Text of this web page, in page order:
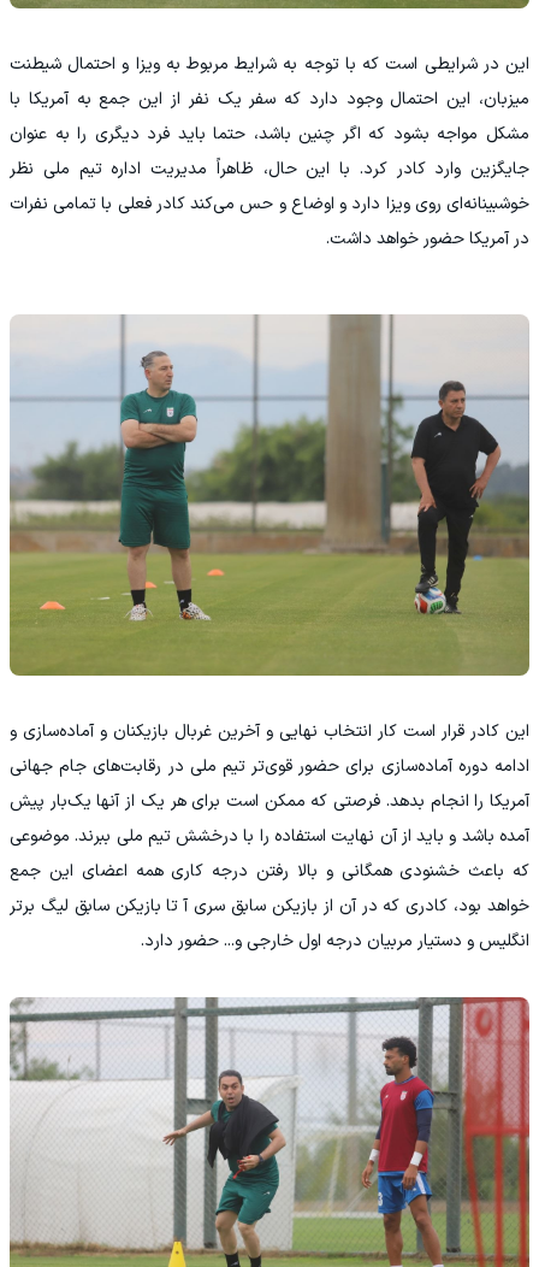
این در شرایطی است که با توجه به شرایط مربوط به ویزا و احتمال شیطنت
میزبان، این احتمال وجود دارد که سفر یک نفر از این جمع به آمریکا با
مشکل مواجه بشود که اگر چنین باشد، حتما باید فرد دیگری را به عنوان
جایگزین وارد کادر کرد. با این حال، ظاهراً مدیریت اداره تیم ملی نظر
خوشبینانه‌ای روی ویزا دارد و اوضاع و حس می‌کند کادر فعلی با تمامی نفرات
در آمریکا حضور خواهد داشت.
این کادر قرار است کار انتخاب نهایی و آخرین غربال بازیکنان و آماده‌سازی و
ادامه دوره آماده‌سازی برای حضور قوی‌تر تیم ملی در رقابت‌های جام جهانی
آمریکا را انجام بدهد. فرصتی که ممکن است برای هر یک از آنها یک‌بار پیش
آمده باشد و باید از آن نهایت استفاده را با درخشش تیم ملی ببرند. موضوعی
که باعث خشنودی همگانی و بالا رفتن درجه کاری همه اعضای این جمع
خواهد بود، کادری که در آن از بازیکن سابق سری آ تا بازیکن سابق لیگ برتر
انگلیس و دستیار مربیان درجه اول خارجی و... حضور دارد.